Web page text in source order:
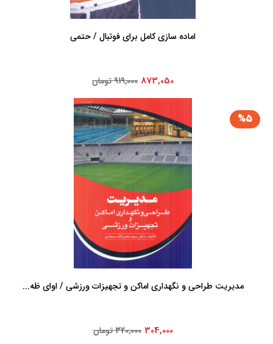
اماده سازی کامل برای فوتبال / حتمی
873,050 919,000 تومان
%5
مدیریت طراحی و نگهداری اماکن و تجهیزات ورزشی / اوای ظه...
304,000 320,000 تومان